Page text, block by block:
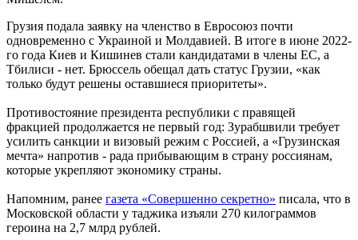
Грузия подала заявку на членство в Евросоюз почти
одновременно с Украиной и Молдавией. В итоге в июне 2022-
го года Киев и Кишинев стали кандидатами в члены ЕС, а
Тбилиси - нет. Брюссель обещал дать статус Грузии, «как
только будут решены оставшиеся приоритеты».
Противостояние президента республики с правящей
фракцией продолжается не первый год: Зурабшвили требует
усилить санкции и визовый режим с Россией, а «Грузинская
мечта» напротив - рада прибывающим в страну россиянам,
которые укрепляют экономику страны.
Напомним, ранее газета «Совершенно секретно» писала, что в
Московской области у таджика изъяли 270 килограммов
героина на 2,7 млрд рублей.